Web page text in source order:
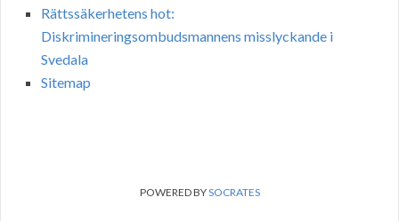
Rättssäkerhetens hot:
Diskrimineringsombudsmannens misslyckande i
Svedala
Sitemap
POWERED BYSOCRATES